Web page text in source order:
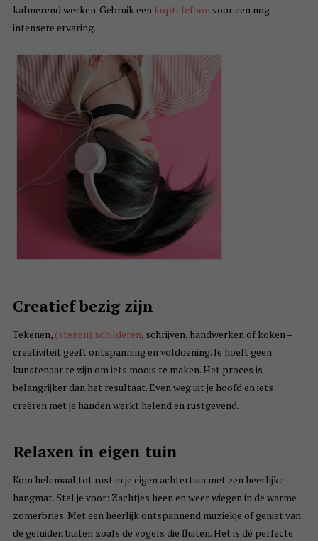
kalmerend werken. Gebruik een koptelefoonvoor een nog
intensere ervaring.
Creatief bezig zijn
Tekenen, (stenen) schilderen, schrijven, handwerken of koken –
creativiteit geeft ontspanning en voldoening. Je hoeft geen
kunstenaar te zijn om iets moois te maken. Het proces is
belangrijker dan het resultaat. Even weg uit je hoofd en iets
creëren met je handen werkt helend en rustgevend.
Relaxen in eigen tuin
Kom helemaal tot rust in je eigen achtertuin met een heerlijke
hangmat. Stel je voor: Zachtjes heen en weer wiegen in de warme
zomerbries. Met een heerlijk ontspannend muziekje of geniet van
de geluiden buiten zoals de vogels die fluiten. Het is dé perfecte